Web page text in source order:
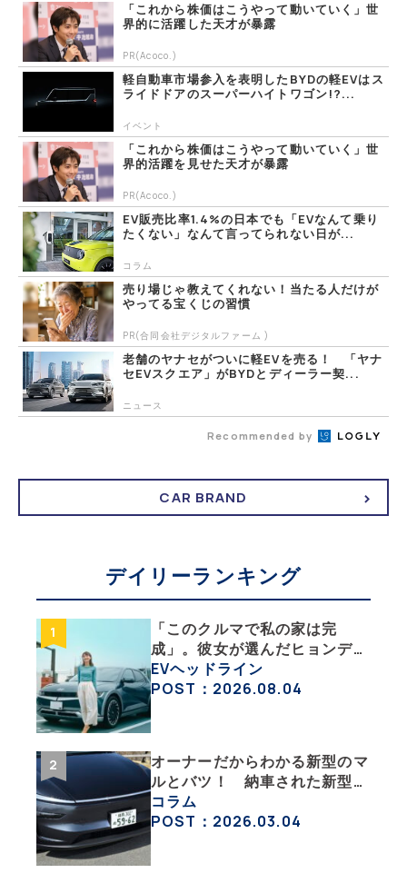
「これから株価はこうやって動いていく」世
界的に活躍した天才が暴露
PR(Acoco.)
軽自動車市場参入を表明したBYDの軽EVはス
ライドドアのスーパーハイトワゴン!?...
イベント
「これから株価はこうやって動いていく」世
界的活躍を見せた天才が暴露
PR(Acoco.)
EV販売比率1.4%の日本でも「EVなんて乗り
たくない」なんて言ってられない日が...
コラム
売り場じゃ教えてくれない！当たる人だけが
やってる宝くじの習慣
PR(合同会社デジタルファーム )
老舗のヤナセがついに軽EVを売る！ 「ヤナ
セEVスクエア」がBYDとディーラー契...
ニュース
Recommended by
CAR BRAND
デイリーランキング
「このクルマで私の家は完
成」。彼女が選んだヒョンデ
「IONIQ 5」の「エネルギーハ
ック」な生活【ななみんEVレ
EVヘッドライン
POST：2026.08.04
オーナーだからわかる新型のマ
ルとバツ！ 納車された新型を
旧型モデルＹと細部まで比べて
みた【テスラ沼にはまった大学
コラム
POST：2026.03.04